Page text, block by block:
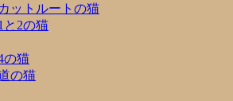
ットルートの猫
と2の猫
の猫
の猫